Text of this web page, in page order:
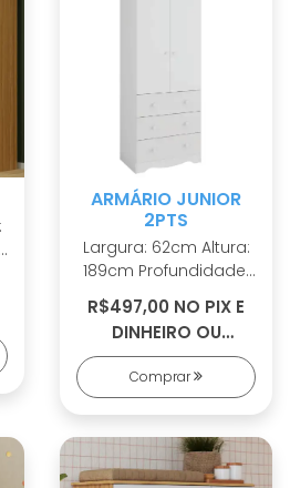
ARMÁRIO JUNIOR
2PTS
Largura: 62cm Altura:
189cm Profundidade:
42cm 100% MDF
Cabideiro metálico
Puxadores em ABS 2
opções de rodapé
Corrediças
telescópicas Sistema
antitombamento
R$497,00 NO PIX E
DINHEIRO OU
R$532,00 EM 4X S/
JUROS
Comprar